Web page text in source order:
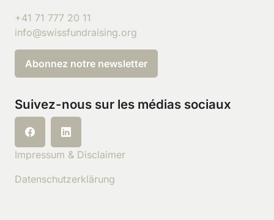
+41 71 777 20 11
info@swissfundraising.org
Abonnez notre newsletter
Suivez-nous sur les médias sociaux
Impressum & Disclaimer
Datenschutzerklärung